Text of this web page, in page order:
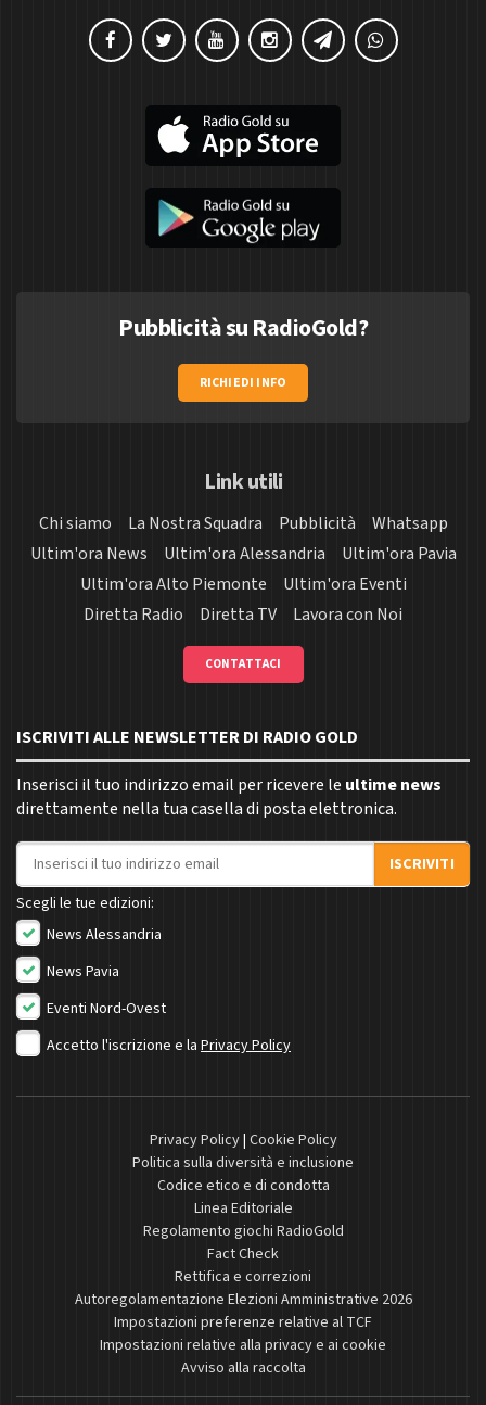
Pubblicità su RadioGold?
RICHIEDI INFO
Link utili
Chi siamo La Nostra Squadra Pubblicità
Whatsapp
Ultim'ora News
Ultim'ora Alessandria
Ultim'ora Pavia
Ultim'ora Alto Piemonte
Ultim'ora Eventi
Diretta Radio
Diretta TV Lavora con Noi
CONTATTACI
ISCRIVITI ALLE NEWSLETTER DI RADIO GOLD
Inserisci il tuo indirizzo email per ricevere le ultime news
direttamente nella tua casella di posta elettronica.
Indirizzo email
ISCRIVITI
Scegli le tue edizioni:
News Alessandria
News Pavia
Eventi Nord-Ovest
Accetto l'iscrizione e la Privacy Policy
Privacy Policy| Cookie Policy
Politica sulla diversità e inclusione
Codice etico e di condotta
Linea Editoriale
Regolamento giochi RadioGold
Fact Check
Rettifica e correzioni
Autoregolamentazione Elezioni Amministrative 2026
Impostazioni preferenze relative al TCF
Impostazioni relative alla privacy e ai cookie
Avviso alla raccolta